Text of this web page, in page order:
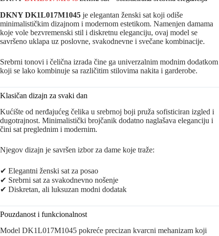
DKNYDK1L017M1045 je elegantan ženski sat koji odiše
minimalističkim dizajnom i modernom estetikom. Namenjen damama
koje vole bezvremenski stil i diskretnu eleganciju, ovaj model se
savršeno uklapa uz poslovne, svakodnevne i svečane kombinacije.
Srebrni tonovi i čelična izrada čine ga univerzalnim modnim dodatkom
koji se lako kombinuje sa različitim stilovima nakita i garderobe.
Klasičan dizajn za svaki dan
Kućište od nerđajućeg čelika u srebrnoj boji pruža sofisticiran izgled i
dugotrajnost. Minimalistički brojčanik dodatno naglašava eleganciju i
čini sat preglednim i modernim.
Njegov dizajn je savršen izbor za dame koje traže:
✔ Elegantni ženski sat za posao
✔ Srebrni sat za svakodnevno nošenje
✔ Diskretan, ali luksuzan modni dodatak
Pouzdanost i funkcionalnost
Model DK1L017M1045 pokreće precizan kvarcni mehanizam koji